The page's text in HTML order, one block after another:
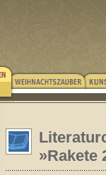
»Rakete